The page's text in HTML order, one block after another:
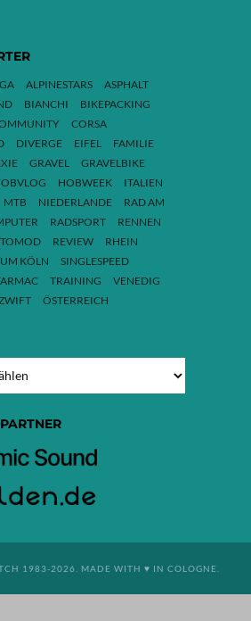
ALPINESTARS
ASPHALT
BIANCHI
BIKEPACKING
CORSA
DIVERGE EIFEL
FAMILIE
GRAVEL
GRAVELBIKE
HOBWEEK
ITALIEN
MTB NIEDERLANDE
RAD AM
RADSPORT
RENNEN
REVIEW
RHEIN
KÖLN
SINGLESPEED
TRAINING
VENEDIG
ZWIFT ÖSTERREICH
1983-2026. MADE WITH ♥ IN COLOGNE.